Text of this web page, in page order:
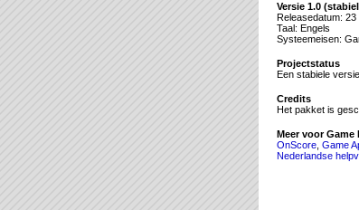
Versie 1.0
Releasedatum: 23
Taal: Engels
Systeemeisen:
Projectstatus
Een stabiele
Credits
Het pakket is
Meer voor Game
OnScore Game
Nederlandse